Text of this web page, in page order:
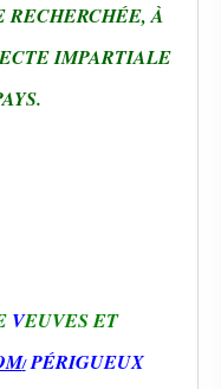
À
IMPARTIALE
VEUVES ET
/ PÉRIGUEUX